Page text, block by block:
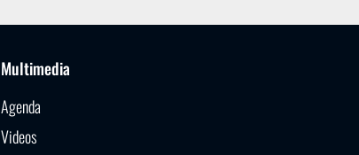
Multimedia
Agenda
Videos